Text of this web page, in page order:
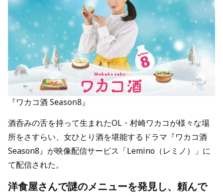
『ワカコ酒 Season8』
酒呑みの舌を持って生まれたOL・村崎ワカコが様々な場
所をさすらい、女ひとり酒を堪能するドラマ『ワカコ酒
Season8』が映像配信サービス「Lemino（レミノ）」に
て配信された。
洋食屋さんで謎のメニューを発見し、頼んで